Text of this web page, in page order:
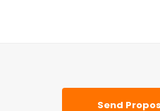
Send